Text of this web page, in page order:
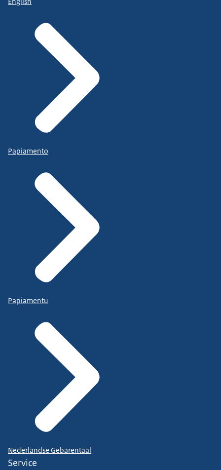
Papiamento
Papiamentu
Nederlandse Gebarentaal
Service